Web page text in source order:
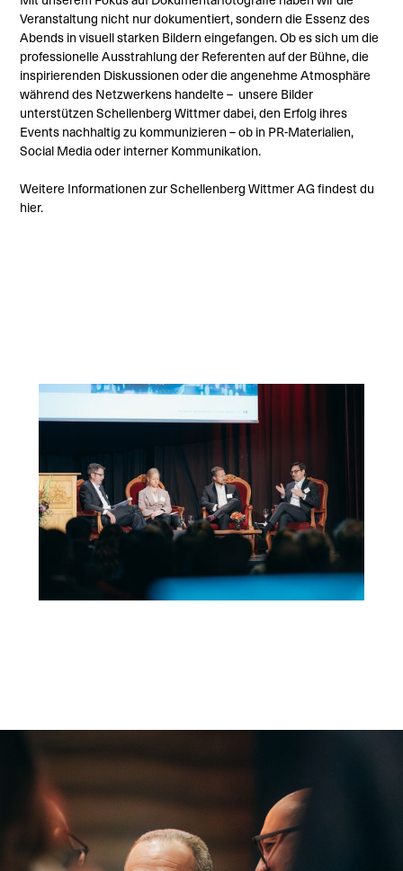
Veranstaltung nicht nur dokumentiert, sondern die Essenz des
Abends in visuell starken Bildern eingefangen. Ob es sich um die
professionelle Ausstrahlung der Referenten auf der Bühne, die
inspirierenden Diskussionen oder die angenehme Atmosphäre
während des Netzwerkens handelte – unsere Bilder
unterstützen Schellenberg Wittmer dabei, den Erfolg ihres
Events nachhaltig zu kommunizieren – ob in PR-Materialien,
Social Media oder interner Kommunikation.
Weitere Informationen zur Schellenberg Wittmer AG findest du
hier.